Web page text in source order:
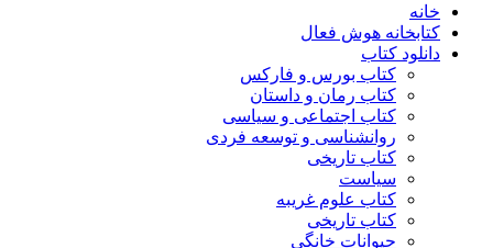
خانه
کتابخانه هوش فعال
دانلود کتاب
کتاب بورس و فارکس
کتاب رمان و داستان
کتاب اجتماعی و سیاسی
روانشناسی و توسعه فردی
کتاب تاریخی
سیاست
کتاب علوم غریبه
کتاب تاریخی
حیوانات خانگی